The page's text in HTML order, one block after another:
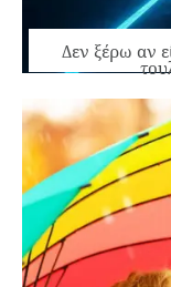
Δεν ξέρω αν